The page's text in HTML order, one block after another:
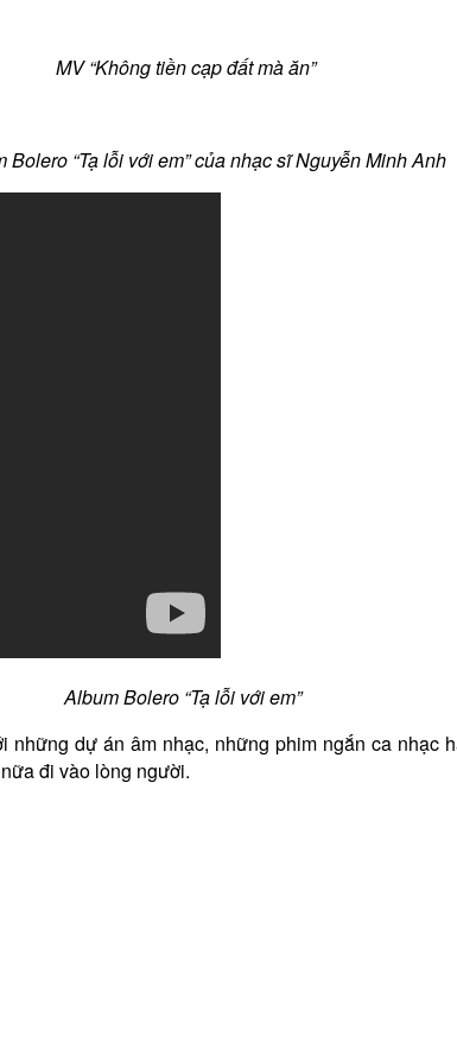
MV “Không tiền cạp đất mà ăn”
Bolero “Tạ lỗi với em” của nhạc sĩ Nguyễn Minh Anh
Album Bolero “Tạ lỗi với em”
dự án âm nhạc, những phim ngắn ca
đi vào lòng người.